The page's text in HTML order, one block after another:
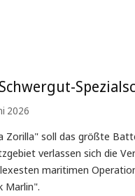
Schwergut-
2026
Zorilla" soll das größte
verlassen sich die
maritimen
Marlin".